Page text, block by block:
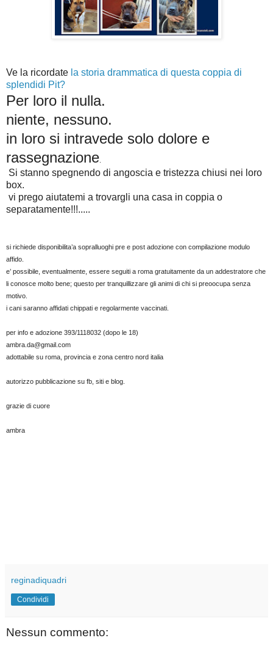
Ve la ricordate la storia drammatica di questa coppia di
splendidi Pit?
Per loro il nulla.
niente, nessuno.
in loro si intravede solo dolore e
rassegnazione
Si stanno spegnendo di angoscia e tristezza chiusi nei loro
box.
vi prego aiutatemi a trovargli una casa in coppia o
separatamente!!!.....
si richiede disponibilita’a sopralluoghi pre e post adozione con compilazione modulo
affido.
e’ possibile, eventualmente, essere seguiti a roma gratuitamente da un addestratore che
li conosce molto bene; questo per tranquillizzare gli animi di chi si preoocupa senza
motivo.
i cani saranno affidati chippati e regolarmente vaccinati.
per info e adozione 393/1118032 (dopo le 18)
ambra.da@gmail.com
adottabile su roma, provincia e zona centro nord italia
autorizzo pubblicazione su fb, siti e blog.
grazie di cuore
ambra
reginadiquadri
Condividi
Nessun commento: